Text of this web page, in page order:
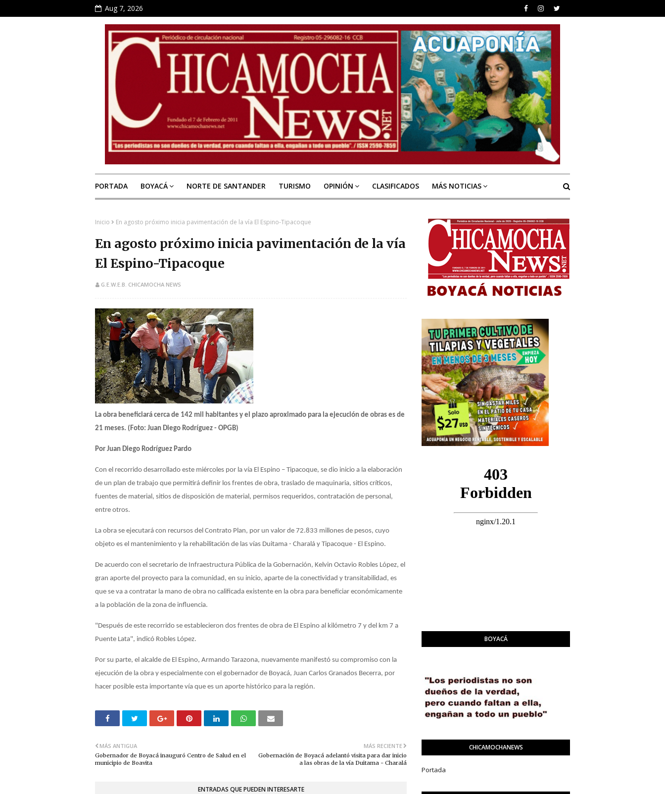
Aug 7, 2026
PORTADA BOYACÁ NORTE DE SANTANDER TURISMO OPINIÓN CLASIFICADOS MÁS NOTICIAS
Inicio En agosto próximo inicia pavimentación de la vía El Espino-Tipacoque
En agosto próximo inicia pavimentación de la vía
El Espino-Tipacoque
G.E.W.E.B. CHICAMOCHA NEWS
La obra beneficiará cerca de 142 mil habitantes y el plazo aproximado para la ejecución de obras es de
21 meses. ( Foto: Juan Diego Rodríguez - OPGB)
Por Juan Diego Rodríguez Pardo
Con el recorrido desarrollado este miércoles por la vía El Espino – Tipacoque, se dio inicio a la elaboración
de un plan de trabajo que permitirá definir los frentes de obra, traslado de maquinaria, sitios críticos,
fuentes de material, sitios de disposición de material, permisos requeridos, contratación de personal,
entre otros.
La obra se ejecutará con recursos del Contrato Plan, por un valor de 72.833 millones de pesos, cuyo
objeto es el mantenimiento y la rehabilitación de las vías Duitama - Charalá y Tipacoque - El Espino.
De acuerdo con el secretario de Infraestructura Pública de la Gobernación, Kelvin Octavio Robles López, el
gran aporte del proyecto para la comunidad, en su inicio, aparte de la conectividad y transitabilidad, es
que se va a contratar la mano de obra no calificada existente en la obra para beneficiar económicamente
a la población de la zona de influencia.
"Después de este recorrido se establecieron dos frentes de obra de El Espino al kilómetro 7 y del km 7 a
Puente Lata", indicó Robles López.
Por su parte, el alcalde de El Espino, Armando Tarazona, nuevamente manifestó su compromiso con la
ejecución de la obra y especialmente con el gobernador de Boyacá, Juan Carlos Granados Becerra, por
hacer posible esta importante vía que es un aporte histórico para la región.
MÁS RECIENTE
Gobernación de Boyacá adelantó visita para dar inicio
a las obras de la vía Duitama - Charalá
MÁS ANTIGUA
Gobernador de Boyacá inauguró Centro de Salud en el
municipio de Boavita
ENTRADAS QUE PUEDEN INTERESARTE
BOYACÁ
CHICAMOCHANEWS
Portada